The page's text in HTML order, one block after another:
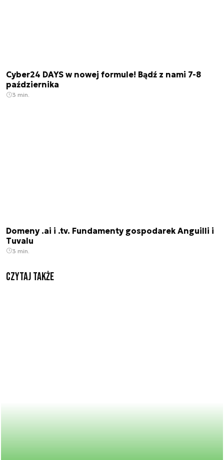
Cyber24 DAYS w nowej formule! Bądź z nami 7-8
października
3 min.
Domeny .ai i .tv. Fundamenty gospodarek Anguilli i
Tuvalu
3 min.
Czytaj także